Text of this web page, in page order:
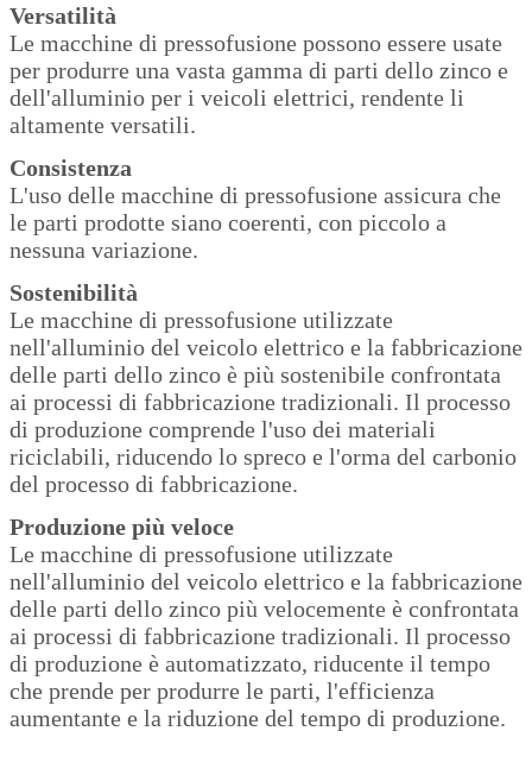
Versatilità
Le macchine di pressofusione possono essere usate
per produrre una vasta gamma di parti dello zinco e
dell'alluminio per i veicoli elettrici, rendente li
altamente versatili.
Consistenza
L'uso delle macchine di pressofusione assicura che
le parti prodotte siano coerenti, con piccolo a
nessuna variazione.
Sostenibilità
Le macchine di pressofusione utilizzate
nell'alluminio del veicolo elettrico e la fabbricazione
delle parti dello zinco è più sostenibile confrontata
ai processi di fabbricazione tradizionali. Il processo
di produzione comprende l'uso dei materiali
riciclabili, riducendo lo spreco e l'orma del carbonio
del processo di fabbricazione.
Produzione più veloce
Le macchine di pressofusione utilizzate
nell'alluminio del veicolo elettrico e la fabbricazione
delle parti dello zinco più velocemente è confrontata
ai processi di fabbricazione tradizionali. Il processo
di produzione è automatizzato, riducente il tempo
che prende per produrre le parti, l'efficienza
aumentante e la riduzione del tempo di produzione.